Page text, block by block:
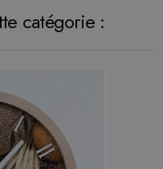
catégorie :